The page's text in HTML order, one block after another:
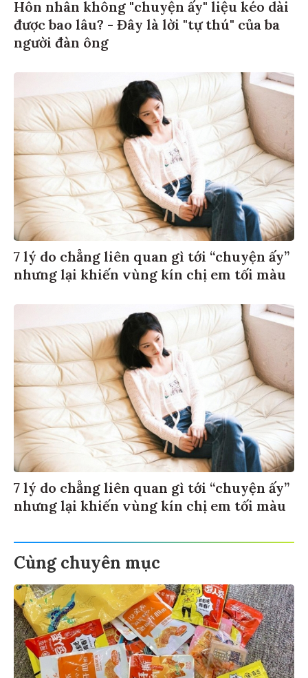
Hôn nhân không "chuyện ấy" liệu kéo dài
được bao lâu? - Đây là lời "tự thú" của ba
người đàn ông
7 lý do chẳng liên quan gì tới “chuyện ấy”
nhưng lại khiến vùng kín chị em tối màu
7 lý do chẳng liên quan gì tới “chuyện ấy”
nhưng lại khiến vùng kín chị em tối màu
Cùng chuyên mục